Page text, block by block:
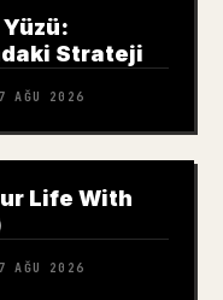
Strateji
AĞU 2026
Life With
AĞU 2026